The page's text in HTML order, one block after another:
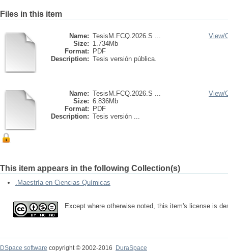
Files in this item
Name: TesisM.FCQ.2026.S ...
Size: 1.734Mb
Format:
PDF
Description: Tesis versión pública.
View/
Name: TesisM.FCQ.2026.S ...
Size: 6.836Mb
Format:
PDF
Description: Tesis versión ...
View/
This item appears in the following Collection(s)
.Maestría en Ciencias Químicas
Except where otherwise noted, this item's license is
DSpace software copyright © 2002-2016
DuraSpace